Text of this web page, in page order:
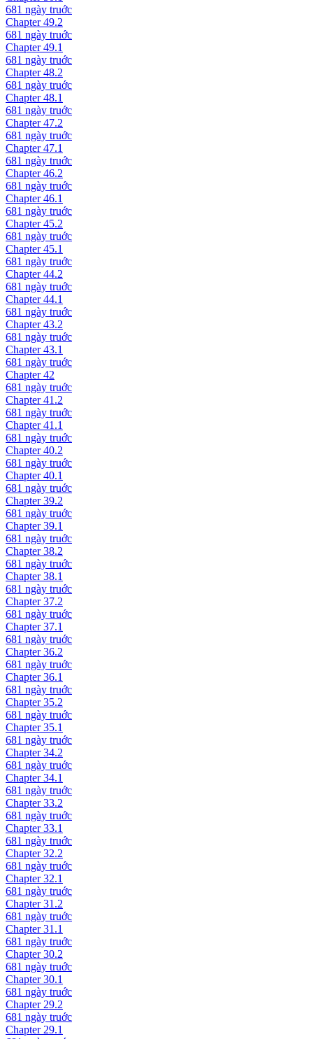
681 ngày truớc
Chapter49.2
681 ngày truớc
Chapter49.1
681 ngày truớc
Chapter48.2
681 ngày truớc
Chapter48.1
681 ngày truớc
Chapter47.2
681 ngày truớc
Chapter47.1
681 ngày truớc
Chapter46.2
681 ngày truớc
Chapter46.1
681 ngày truớc
Chapter45.2
681 ngày truớc
Chapter45.1
681 ngày truớc
Chapter44.2
681 ngày truớc
Chapter44.1
681 ngày truớc
Chapter43.2
681 ngày truớc
Chapter43.1
681 ngày truớc
Chapter42
681 ngày truớc
Chapter41.2
681 ngày truớc
Chapter41.1
681 ngày truớc
Chapter40.2
681 ngày truớc
Chapter40.1
681 ngày truớc
Chapter39.2
681 ngày truớc
Chapter39.1
681 ngày truớc
Chapter38.2
681 ngày truớc
Chapter38.1
681 ngày truớc
Chapter37.2
681 ngày truớc
Chapter37.1
681 ngày truớc
Chapter36.2
681 ngày truớc
Chapter36.1
681 ngày truớc
Chapter35.2
681 ngày truớc
Chapter35.1
681 ngày truớc
Chapter34.2
681 ngày truớc
Chapter34.1
681 ngày truớc
Chapter33.2
681 ngày truớc
Chapter33.1
681 ngày truớc
Chapter32.2
681 ngày truớc
Chapter32.1
681 ngày truớc
Chapter31.2
681 ngày truớc
Chapter31.1
681 ngày truớc
Chapter30.2
681 ngày truớc
Chapter30.1
681 ngày truớc
Chapter 29.2
681 ngày truớc
Chapter 29.1